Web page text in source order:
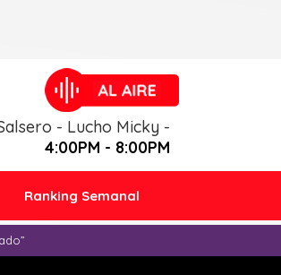
- Lucho Micky -
4:00PM - 8:00PM
Ranking Semanal